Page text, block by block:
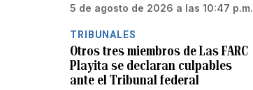
5 de agosto de 2026 a las 10:47 p.m.
TRIBUNALES
Otros tres miembros de Las FARC
Playita se declaran culpables
ante el Tribunal federal